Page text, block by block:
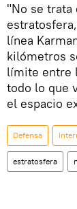
"No se trata
línea
kilómetros
límite entre
todo lo que
el espacio
Defensa
estratosfera